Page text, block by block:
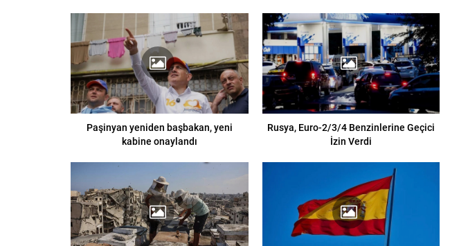
Paşinyan yeniden başbakan, yeni
kabine onaylandı
Rusya, Euro-2/3/4 Benzinlerine Geçici
İzin Verdi